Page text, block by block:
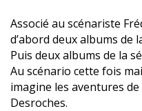
Associé au scénariste
d’abord deux albums de
Puis deux albums de la
Au scénario cette fois
imagine les aventures de
Desroches.